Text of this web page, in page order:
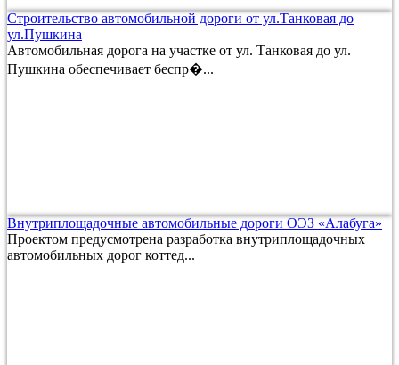
Строительство автомобильной дороги от ул.Танковая до
ул.Пушкина
Автомобильная дорога на участке от ул. Танковая до ул.
Пушкина обеспечивает беспр�...
Внутриплощадочные автомобильные дороги ОЭЗ «Алабуга»
Проектом предусмотрена разработка внутриплощадочных
автомобильных дорог коттед...